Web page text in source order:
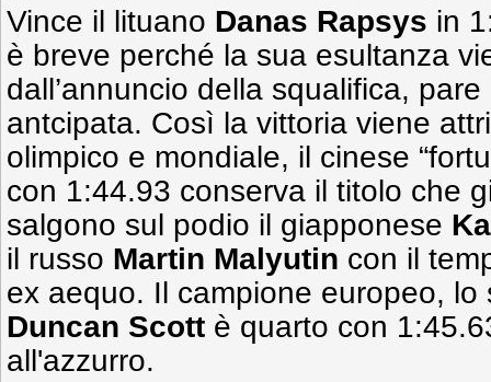
Vince il lituano Danas Rapsys in
è breve perché la sua esultanza
dall’annuncio della squalifica,
antcipata. Così la vittoria viene
olimpico e mondiale, il cinese
con 1:44.93 conserva il titolo che
salgono sul podio il giapponese
il russo Martin Malyutin con il
ex aequo. Il campione europeo, lo
Duncan Scott è quarto con
all'azzurro.